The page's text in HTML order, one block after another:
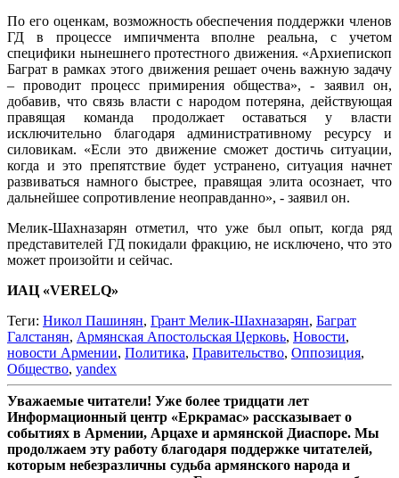
По его оценкам, возможность обеспечения поддержки членов
ГД в процессе импичмента вполне реальна, с учетом
специфики нынешнего протестного движения. «Архиепископ
Баграт в рамках этого движения решает очень важную задачу
– проводит процесс примирения общества», - заявил он,
добавив, что связь власти с народом потеряна, действующая
правящая команда продолжает оставаться у власти
исключительно благодаря административному ресурсу и
силовикам. «Если это движение сможет достичь ситуации,
когда и это препятствие будет устранено, ситуация начнет
развиваться намного быстрее, правящая элита осознает, что
дальнейшее сопротивление неоправданно», - заявил он.
Мелик-Шахназарян отметил, что уже был опыт, когда ряд
представителей ГД покидали фракцию, не исключено, что это
может произойти и сейчас.
ИАЦ «VERELQ»
Теги: Никол Пашинян, Грант Мелик-Шахназарян, Баграт
Галстанян, Армянская Апостольская Церковь, Новости,
новости Армении, Политика, Правительство, Оппозиция,
Общество, yandex
Уважаемые читатели! Уже более тридцати лет
Информационный центр «Еркрамас» рассказывает о
событиях в Армении, Арцахе и армянской Диаспоре. Мы
продолжаем эту работу благодаря поддержке читателей,
которым небезразличны судьба армянского народа и